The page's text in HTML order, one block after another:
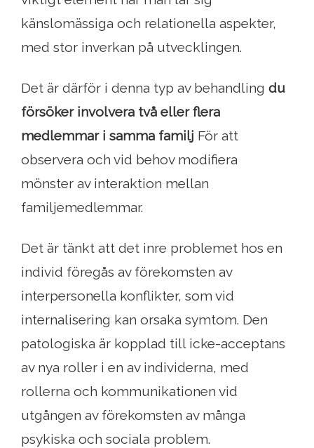
känslomässiga och relationella aspekter,
med stor inverkan på utvecklingen.
Det är därför i denna typ av behandling du
försöker involvera två eller flera
medlemmar i samma familj För att
observera och vid behov modifiera
mönster av interaktion mellan
familjemedlemmar.
Det är tänkt att det inre problemet hos en
individ föregås av förekomsten av
interpersonella konflikter, som vid
internalisering kan orsaka symtom. Den
patologiska är kopplad till icke-acceptans
av nya roller i en av individerna, med
rollerna och kommunikationen vid
utgången av förekomsten av många
psykiska och sociala problem.